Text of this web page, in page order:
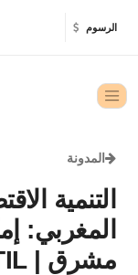
الرسوم
المدونة
التنمية
المغربي:
مشرق | AMARTIL